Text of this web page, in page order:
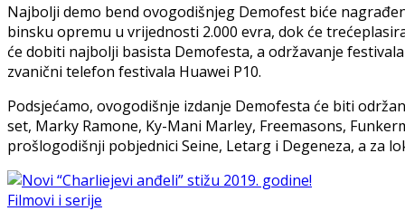
Najbolji demo bend ovogodišnjeg Demofest biće
binsku opremu u vrijednosti 2.000 evra, dok će
će dobiti najbolji basista Demofesta, a održavanje
zvanični telefon festivala Huawei P10.
Podsjećamo, ovogodišnje izdanje Demofesta će biti
set, Marky Ramone, Ky-Mani Marley, Freemasons,
prošlogodišnji pobjednici Seine, Letarg i Degeneza, a za
Filmovi i serije